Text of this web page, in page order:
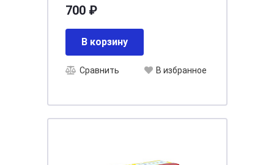
700 ₽
В корзину
Сравнить В избранное